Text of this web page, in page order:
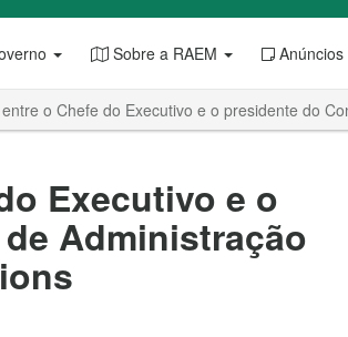
Sobre a RAEM Anúncios
o Chefe do Executivo e o presidente do
Executivo e o
Administração